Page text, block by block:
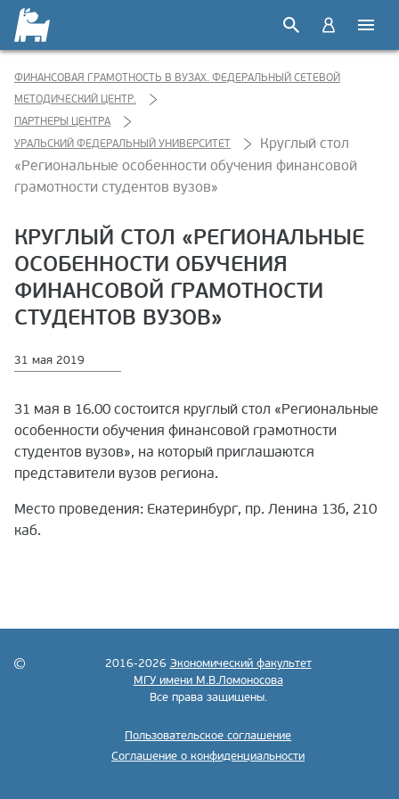
ФИНАНСОВАЯ ГРАМОТНОСТЬ В ВУЗАХ. ФЕДЕРАЛЬНЫЙ СЕТЕВОЙ
МЕТОДИЧЕСКИЙ ЦЕНТР.
ПАРТНЕРЫ ЦЕНТРА
УРАЛЬСКИЙ ФЕДЕРАЛЬНЫЙ УНИВЕРСИТЕТ
Круглый стол
«Региональные особенности обучения финансовой
грамотности студентов вузов»
КРУГЛЫЙ СТОЛ «РЕГИОНАЛЬНЫЕ
ОСОБЕННОСТИ ОБУЧЕНИЯ
ФИНАНСОВОЙ ГРАМОТНОСТИ
СТУДЕНТОВ ВУЗОВ»
31 мая 2019
31 мая в 16.00 состоится круглый стол «Региональные
особенности обучения финансовой грамотности
студентов вузов», на который приглашаются
представители вузов региона.
Место проведения: Екатеринбург, пр. Ленина 13б, 210
каб.
2016-2026 Экономический факультет
МГУ имени М.В.Ломоносова
Все права защищены.
Пользовательское соглашение
Соглашение о конфиденциальности